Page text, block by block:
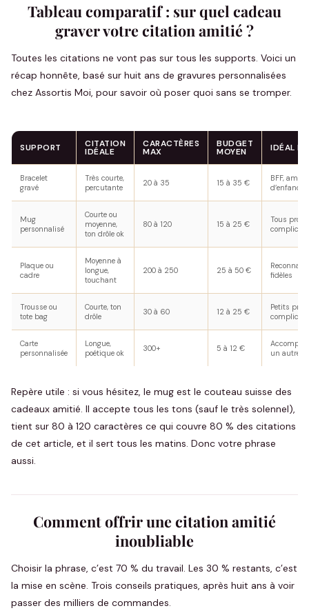
Tableau comparatif : sur quel cadeau
graver votre citation amitié ?
Toutes les citations ne vont pas sur tous les supports. Voici un
récap honnête, basé sur huit ans de gravures personnalisées
chez Assortis Moi, pour savoir où poser quoi sans se tromper.
SUPPORT CITATION
IDÉALE
CARACTÈRES
MAX
BUDGET
MOYEN IDÉAL
Bracelet
gravé
Très courte,
percutante
20 à 35 15 à 35 €
BFF, amie
d’enfance
Mug
personnalisé
Courte ou
moyenne,
ton drôle ok
80 à 120 15 à 25 €
Tous
complice
Plaque ou
cadre
Moyenne à
longue,
touchant
200 à 250 25 à 50 €
fidèles
Trousse ou
tote bag
Courte, ton
drôle
30 à 60 12 à 25 €
Petits prix,
complicité
Carte
personnalisée
Longue,
poétique ok
300+ 5 à 12 €
un autre
Repère utile : si vous hésitez, le mug est le couteau suisse des
cadeaux amitié. Il accepte tous les tons (sauf le très solennel),
tient sur 80 à 120 caractères ce qui couvre 80 % des citations
de cet article, et il sert tous les matins. Donc votre phrase
aussi.
Comment offrir une citation amitié
inoubliable
Choisir la phrase, c’est 70 % du travail. Les 30 % restants, c’est
la mise en scène. Trois conseils pratiques, après huit ans à voir
passer des milliers de commandes.